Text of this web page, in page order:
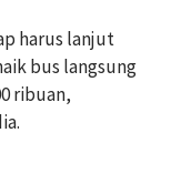
harus lanjut
bus langsung
ribuan,